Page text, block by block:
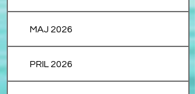
MAJ 2026
PRIL 2026